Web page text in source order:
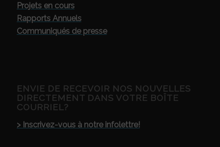
Projets en cours
Rapports Annuels
Communiqués de presse
ENVIE DE RECEVOIR NOS NOUVELLES
DIRECTEMENT DANS VOTRE BOÎTE
COURRIEL?
> Inscrivez-vous à notre infolettre!